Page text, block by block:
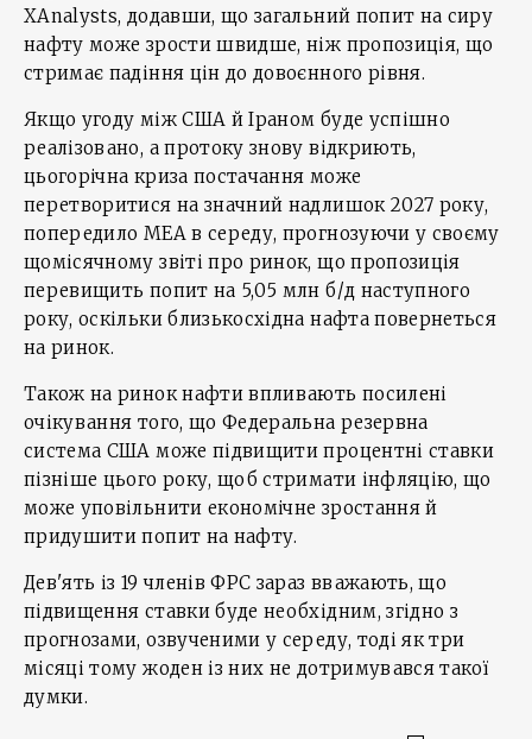
XAnalysts, додавши, що загальний попит на сиру
нафту може зрости швидше, ніж пропозиція, що
стримає падіння цін до довоєнного рівня.
Якщо угоду між США й Іраном буде успішно
реалізовано, а протоку знову відкриють,
цьогорічна криза постачання може
перетворитися на значний надлишок 2027 року,
попередило МЕА в середу, прогнозуючи у своєму
щомісячному звіті про ринок, що пропозиція
перевищить попит на 5,05 млн б/д наступного
року, оскільки близькосхідна нафта повернеться
на ринок.
Також на ринок нафти впливають посилені
очікування того, що Федеральна резервна
система США може підвищити процентні ставки
пізніше цього року, щоб стримати інфляцію, що
може уповільнити економічне зростання й
придушити попит на нафту.
Дев'ять із 19 членів ФРС зараз вважають, що
підвищення ставки буде необхідним, згідно з
прогнозами, озвученими у середу, тоді як три
місяці тому жоден із них не дотримувався такої
думки.